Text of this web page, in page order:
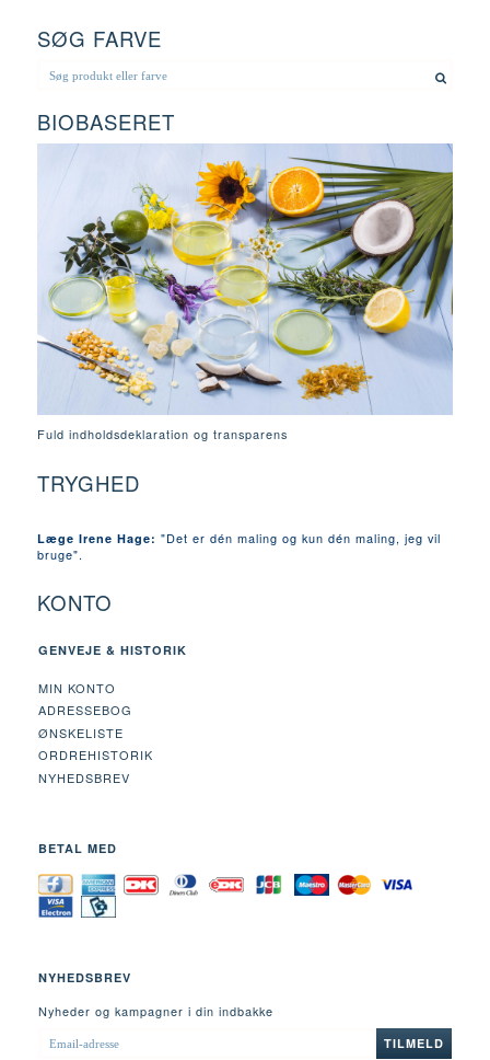
SØG FARVE
BIOBASERET
Fuld indholdsdeklaration og transparens
TRYGHED
Læge Irene Hage: "Det er dén maling og kun dén maling, jeg vil
bruge".
KONTO
GENVEJE & HISTORIK
MIN KONTO
ADRESSEBOG
ØNSKELISTE
ORDREHISTORIK
NYHEDSBREV
BETAL MED
NYHEDSBREV
Nyheder og kampagner i din indbakke
ADRESSE
TILMELD